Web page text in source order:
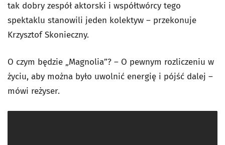
tak dobry zespół aktorski i współtwórcy tego
spektaklu stanowili jeden kolektyw – przekonuje
Krzysztof Skonieczny.
O czym będzie „Magnolia”? – O pewnym rozliczeniu w
życiu, aby można było uwolnić energię i pójść dalej –
mówi reżyser.